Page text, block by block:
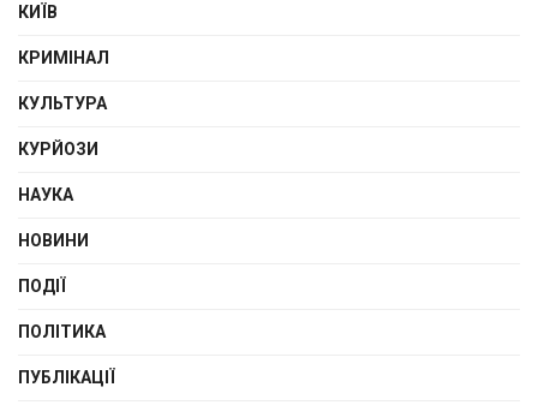
КИЇВ
КРИМІНАЛ
КУЛЬТУРА
КУРЙОЗИ
НАУКА
НОВИНИ
ПОДІЇ
ПОЛІТИКА
ПУБЛІКАЦІЇ